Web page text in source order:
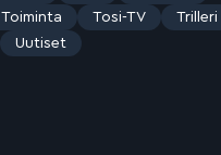
Toiminta Tosi-TV
Trilleri
Uutiset